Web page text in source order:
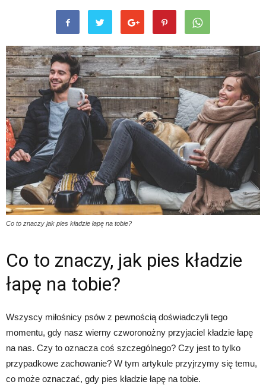
Co to znaczy jak pies kładzie łapę na tobie?
Co to znaczy, jak pies kładzie
łapę na tobie?
Wszyscy miłośnicy psów z pewnością doświadczyli tego
momentu, gdy nasz wierny czworonożny przyjaciel kładzie łapę
na nas. Czy to oznacza coś szczególnego? Czy jest to tylko
przypadkowe zachowanie? W tym artykule przyjrzymy się temu,
co może oznaczać, gdy pies kładzie łapę na tobie.